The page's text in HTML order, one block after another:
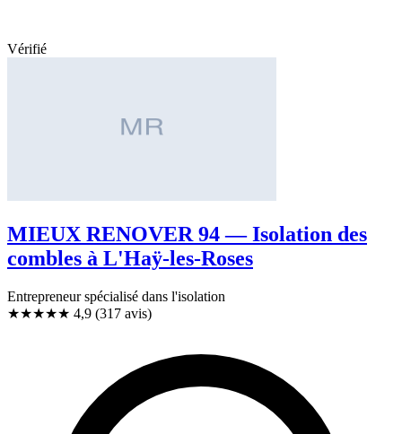
Vérifié
MIEUX RENOVER 94 — Isolation des
combles à L'Haÿ-les-Roses
Entrepreneur spécialisé dans l'isolation
★★★★★ 4,9 (317 avis)